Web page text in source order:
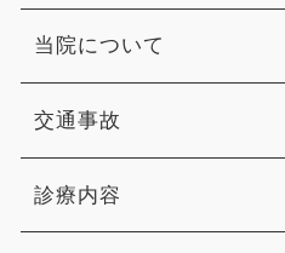
当院について
交通事故
診療内容